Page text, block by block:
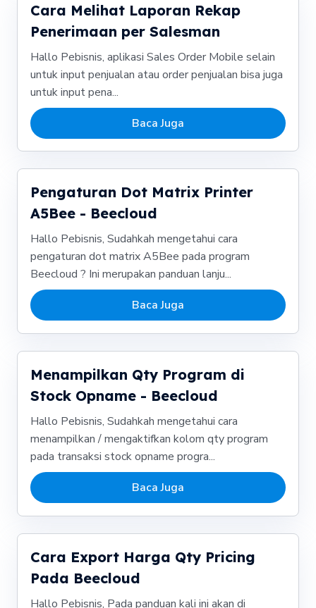
Cara Melihat Laporan Rekap
Penerimaan per Salesman
Hallo Pebisnis, aplikasi Sales Order Mobile selain
untuk input penjualan atau order penjualan bisa juga
untuk input pena...
Baca Juga
Pengaturan Dot Matrix Printer
A5Bee - Beecloud
Hallo Pebisnis, Sudahkah mengetahui cara
pengaturan dot matrix A5Bee pada program
Beecloud ? Ini merupakan panduan lanju...
Baca Juga
Menampilkan Qty Program di
Stock Opname - Beecloud
Hallo Pebisnis, Sudahkah mengetahui cara
menampilkan / mengaktifkan kolom qty program
pada transaksi stock opname progra...
Baca Juga
Cara Export Harga Qty Pricing
Pada Beecloud
Hallo Pebisnis, Pada panduan kali ini akan di